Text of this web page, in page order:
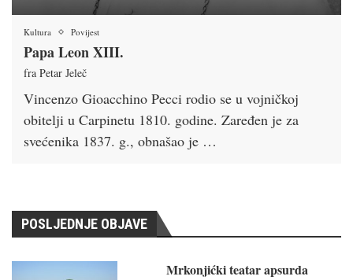
Kultura Povijest
Papa Leon XIII.
fra Petar Jeleč
Vincenzo Gioacchino Pecci rodio se u vojničkoj
obitelji u Carpinetu 1810. godine. Zaređen je za
svećenika 1837. g., obnašao je …
POSLJEDNJE OBJAVE
Mrkonjićki teatar apsurda